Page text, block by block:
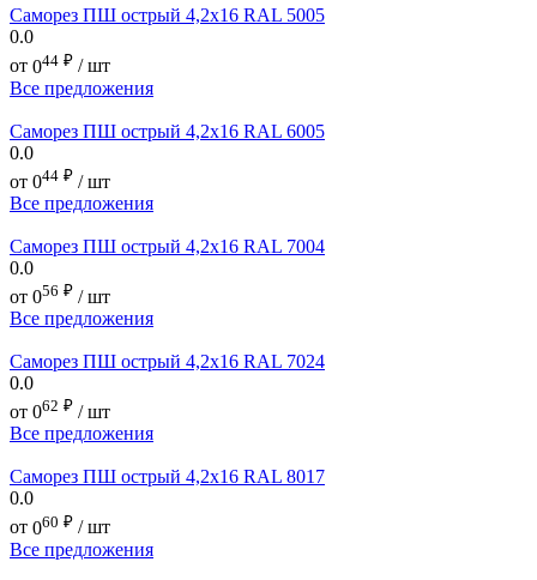
Саморез ПШ острый 4,2х16 RAL 5005
0.0
от 044 ₽ / шт
Все предложения
Саморез ПШ острый 4,2х16 RAL 6005
0.0
от 044 ₽ / шт
Все предложения
Саморез ПШ острый 4,2х16 RAL 7004
0.0
от 056 ₽ / шт
Все предложения
Саморез ПШ острый 4,2х16 RAL 7024
0.0
от 062 ₽ / шт
Все предложения
Саморез ПШ острый 4,2х16 RAL 8017
0.0
от 060 ₽ / шт
Все предложения